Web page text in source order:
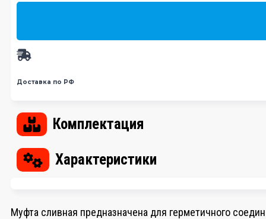
Доставка по РФ
Комплектация
Характеристики
Муфта сливная предназначена для герметичного